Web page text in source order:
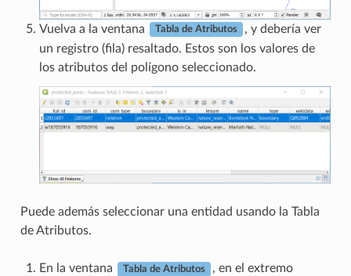
Vuelva a la ventana Tabla de Atributos
, y debería ver
un registro (fila) resaltado. Estos son los valores de
los atributos del polígono seleccionado.
Puede además seleccionar una entidad usando la Tabla
de Atributos.
En la ventana Tabla de Atributos
, en el extremo